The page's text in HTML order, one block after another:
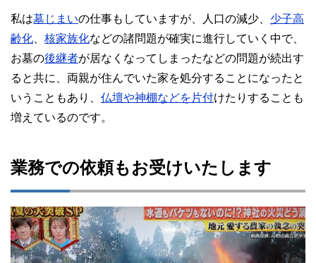
私は墓じまいの仕事もしていますが、人口の減少、 少子高
齢化
核家族化などの諸問題が確実に進行していく中で、
お墓の後継者が居なくなってしまったなどの問題が続出す
ると共に、両親が住んでいた家を処分することになったと
いうこともあり、 仏壇や神棚などを片付けたりすることも
増えているのです。
業務での依頼もお受けいたします